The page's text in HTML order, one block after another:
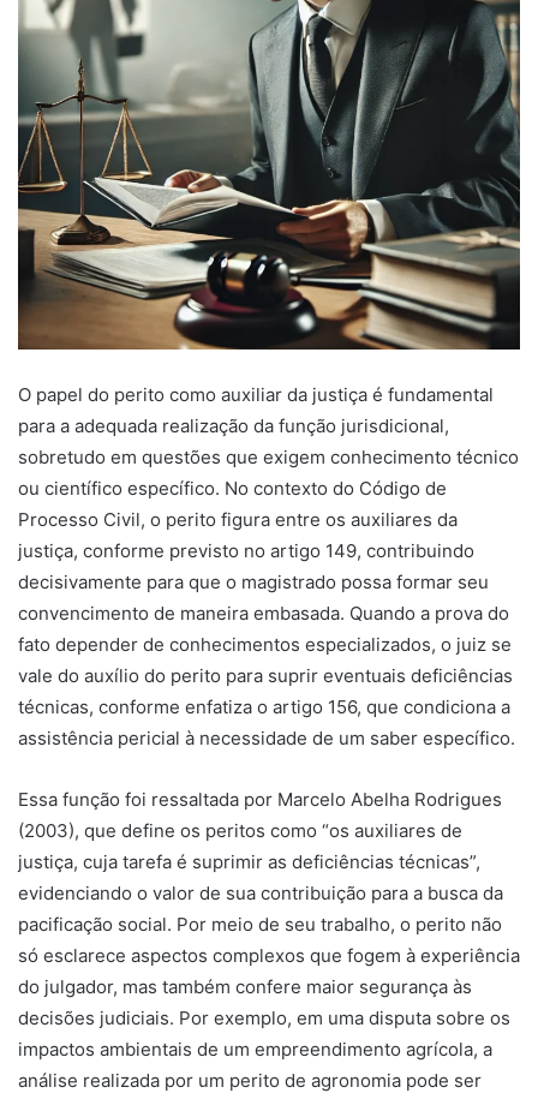
O papel do perito como auxiliar da justiça é fundamental
para a adequada realização da função jurisdicional,
sobretudo em questões que exigem conhecimento técnico
ou científico específico. No contexto do Código de
Processo Civil, o perito figura entre os auxiliares da
justiça, conforme previsto no artigo 149, contribuindo
decisivamente para que o magistrado possa formar seu
convencimento de maneira embasada. Quando a prova do
fato depender de conhecimentos especializados, o juiz se
vale do auxílio do perito para suprir eventuais deficiências
técnicas, conforme enfatiza o artigo 156, que condiciona a
assistência pericial à necessidade de um saber específico.
Essa função foi ressaltada por Marcelo Abelha Rodrigues
(2003), que define os peritos como “os auxiliares de
justiça, cuja tarefa é suprimir as deficiências técnicas”,
evidenciando o valor de sua contribuição para a busca da
pacificação social. Por meio de seu trabalho, o perito não
só esclarece aspectos complexos que fogem à experiência
do julgador, mas também confere maior segurança às
decisões judiciais. Por exemplo, em uma disputa sobre os
impactos ambientais de um empreendimento agrícola, a
análise realizada por um perito de agronomia pode ser